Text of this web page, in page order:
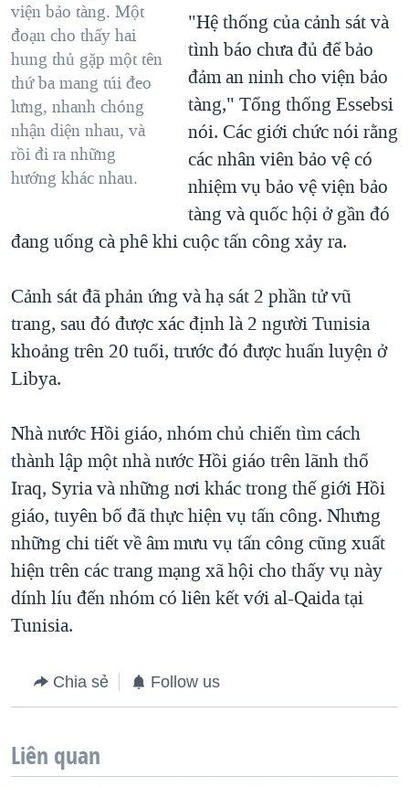
viện bảo tàng. Một
đoạn cho thấy hai
hung thủ gặp một tên
thứ ba mang túi đeo
lưng, nhanh chóng
nhận diện nhau, và
rồi đi ra những
hướng khác nhau.
"Hệ thống của cảnh sát và
tình báo chưa đủ để bảo
đảm an ninh cho viện bảo
tàng," Tổng thống Essebsi
nói. Các giới chức nói rằng
các nhân viên bảo vệ có
nhiệm vụ bảo vệ viện bảo
tàng và quốc hội ở gần đó
đang uống cà phê khi cuộc tấn công xảy ra.
Cảnh sát đã phản ứng và hạ sát 2 phần tử vũ
trang, sau đó được xác định là 2 người Tunisia
khoảng trên 20 tuổi, trước đó được huấn luyện ở
Libya.
Nhà nước Hồi giáo, nhóm chủ chiến tìm cách
thành lập một nhà nước Hồi giáo trên lãnh thổ
Iraq, Syria và những nơi khác trong thế giới Hồi
giáo, tuyên bố đã thực hiện vụ tấn công. Nhưng
những chi tiết về âm mưu vụ tấn công cũng xuất
hiện trên các trang mạng xã hội cho thấy vụ này
dính líu đến nhóm có liên kết với al-Qaida tại
Tunisia.
Chia sẻ Follow us
Liên quan